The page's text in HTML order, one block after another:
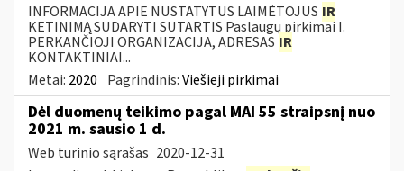
INFORMACIJA APIE NUSTATYTUS LAIMĖTOJUS IR
KETINIMĄ SUDARYTI SUTARTIS Paslaugų pirkimai I.
PERKANČIOJI ORGANIZACIJA, ADRESAS IR
KONTAKTINIAI...
Metai: 2020 Pagrindinis:Viešieji pirkimai
Dėl duomenų teikimo pagal MAI 55 straipsnį nuo
2021 m. sausio 1 d.
Web turinio sąrašas 2020-12-31